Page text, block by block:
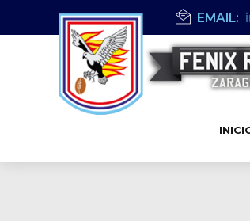
EMAIL: